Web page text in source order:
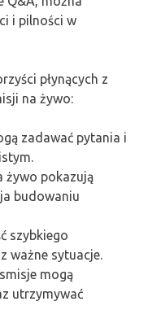
i pilności w
płynących z
na żywo:
zadawać pytania i
żywo pokazują
budowaniu
szybkiego
ważne sytuacje.
mogą
utrzymywać